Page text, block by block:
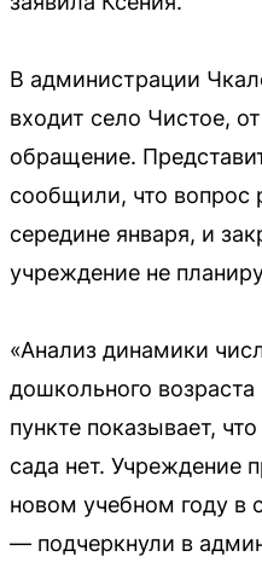
В администрации
входит село Чистое,
обращение.
сообщили, что вопрос
середине января, и
учреждение не
«Анализ динамики
дошкольного
пункте показывает,
сада нет. Учреждение
новом учебном году в
— подчеркнули в